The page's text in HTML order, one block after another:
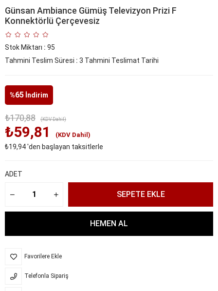
Günsan Ambiance Gümüş Televizyon Prizi F
Konnektörlü Çerçevesiz
Stok Miktarı : 95
Tahmini Teslim Süresi : 3 Tahmini Teslimat Tarihi
%65 İndirim
₺170,88 (KDV Dahil)
₺59,81 (KDV Dahil)
₺19,94'den başlayan taksitlerle
ADET
Favorilere Ekle
Telefonla Sipariş